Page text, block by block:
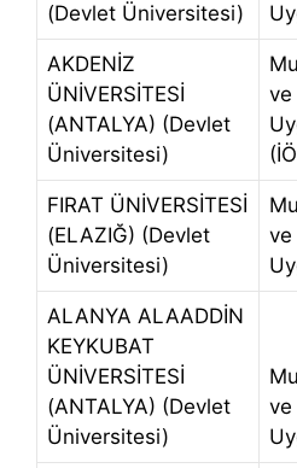
(Devlet Üniversitesi)
AKDENİZ
ÜNİVERSİTESİ
(ANTALYA) (Devlet
Üniversitesi)
ve
FIRAT ÜNİVERSİTESİ
(ELAZIĞ) (Devlet
Üniversitesi)
ve
ALANYA ALAADDİN
KEYKUBAT
ÜNİVERSİTESİ
(ANTALYA) (Devlet
Üniversitesi)
ve